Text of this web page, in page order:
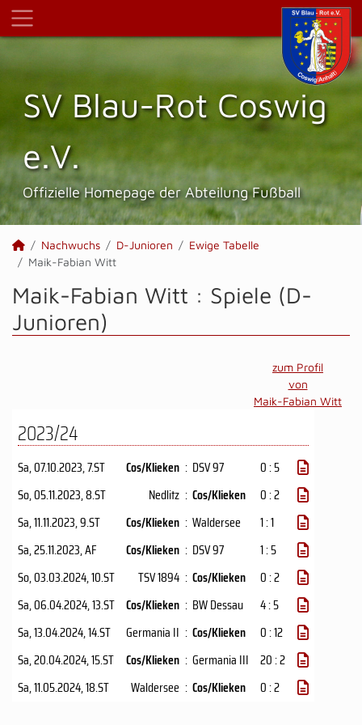
SV Blau-Rot Coswig
e.V.
Offizielle Homepage der Abteilung Fußball
Nachwuchs D-Junioren
Ewige Tabelle
Maik-Fabian Witt
Maik-Fabian Witt : Spiele (D-
Junioren)
zum Profil
von
Maik-Fabian Witt
2023/24
Sa, 07.10.2023, 7.ST Cos/Klieken : DSV 97
0 : 5
So, 05.11.2023, 8.ST Nedlitz : Cos/Klieken
0 : 2
Sa, 11.11.2023, 9.ST Cos/Klieken : Waldersee
1 : 1
Sa, 25.11.2023, AF Cos/Klieken : DSV 97
1 : 5
So, 03.03.2024, 10.ST TSV 1894 : Cos/Klieken
0 : 2
Sa, 06.04.2024, 13.ST Cos/Klieken : BW Dessau
4 : 5
Sa, 13.04.2024, 14.ST Germania II : Cos/Klieken
0 : 12
Sa, 20.04.2024, 15.ST Cos/Klieken : Germania III 20 : 2
Sa, 11.05.2024, 18.ST Waldersee : Cos/Klieken 0 : 2